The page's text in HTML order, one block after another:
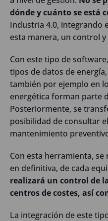
dónde y cuánto se está
Industria 4.0, integrando
esta manera, un control
Con este tipo de
tipos de datos de
también por ejemplo en
energética forman parte
Posteriormente, se
posibilidad de consultar
mantenimiento
Con esta herramienta,
en definitiva, de cada
realizará un control de
centros de costes, así
La integración de este